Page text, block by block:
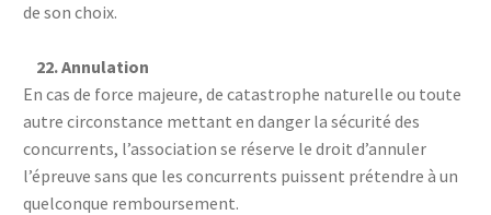
de son choix.
22.Annulation
En cas de force majeure, de catastrophe naturelle ou toute
autre circonstance mettant en danger la sécurité des
concurrents, l’association se réserve le droit d’annuler
l’épreuve sans que les concurrents puissent prétendre à un
quelconque remboursement.